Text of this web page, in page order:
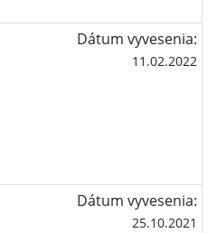
Dátum vyvesenia:
11.02.2022
Dátum vyvesenia:
25.10.2021